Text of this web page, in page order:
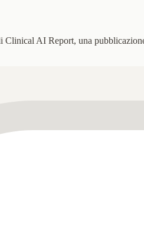
Clinical AI Report, una